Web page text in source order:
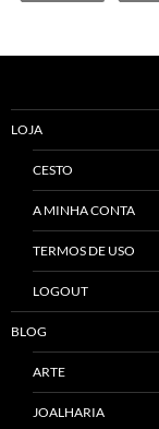
LOJA
CESTO
A MINHA CONTA
TERMOS DE USO
LOGOUT
BLOG
ARTE
JOALHARIA